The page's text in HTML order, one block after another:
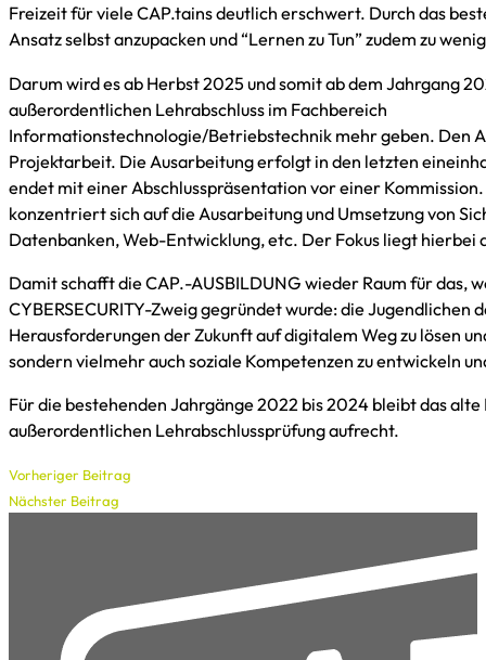
Freizeit für viele CAP.tains deutlich erschwert. Durch das
Ansatz selbst anzupacken und “Lernen zu Tun” zudem zu
Darum wird es ab Herbst 2025 und somit ab dem Jahrgang
außerordentlichen Lehrabschluss im Fachbereich
Informationstechnologie/Betriebstechnik mehr geben. Den
Projektarbeit. Die Ausarbeitung erfolgt in den letzten
endet mit einer Abschlusspräsentation vor einer
konzentriert sich auf die Ausarbeitung und Umsetzung von
Datenbanken, Web-Entwicklung, etc. Der Fokus liegt hierbei
Damit schafft die CAP.-AUSBILDUNG wieder Raum für das,
CYBERSECURITY-Zweig gegründet wurde: die Jugendlichen
Herausforderungen der Zukunft auf digitalem Weg zu lösen
sondern vielmehr auch soziale Kompetenzen zu entwickeln
Für die bestehenden Jahrgänge 2022 bis 2024 bleibt das alte
außerordentlichen Lehrabschlussprüfung aufrecht.
Vorheriger Beitrag
Nächster Beitrag